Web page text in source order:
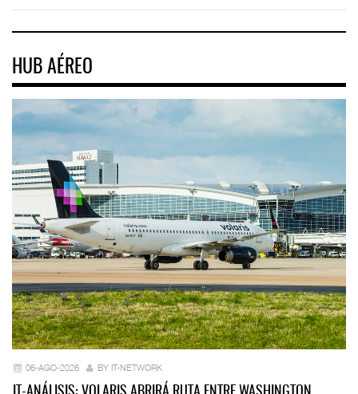
HUB AÉREO
06-AGO-2026 BY IT-NETWORK